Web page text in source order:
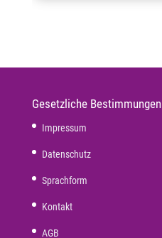
Gesetzliche Bestimmungen
Impressum
Datenschutz
Sprachform
Kontakt
AGB